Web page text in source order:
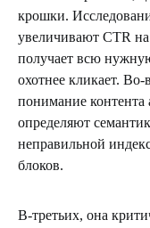
крошки.
увеличивают CTR на
получает всю
охотнее кликает.
понимание контента
определяют
неправильной
блоков.
В-третьих, она